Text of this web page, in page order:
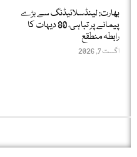
بھارت: لینڈسلائیڈنگ سے بڑے
پیمانے پر تباہی، 80 دیہات کا
رابطہ منطقع
اگست 7, 2026